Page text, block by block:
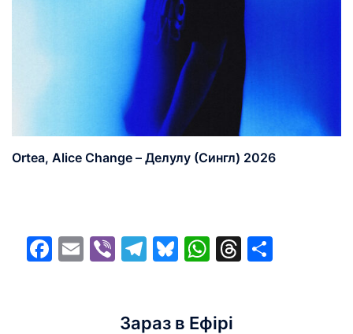
Ortea, Alice Change – Делулу (Сингл) 2026
Facebook
EmailViberTelegram
Bluesky
WhatsApp
Threads
Зараз в Ефірі